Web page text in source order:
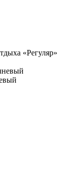
«Регуляр»